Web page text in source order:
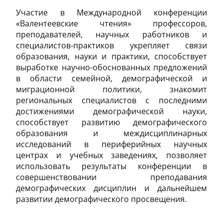
Участие в Международной конференции
«Валентеевские чтения» профессоров,
преподавателей, научных работников и
специалистов-практиков укрепляет связи
образования, науки и практики, способствует
выработке научно-обоснованных предложений
в области семейной, демографической и
миграционной политики, знакомит
региональных специалистов с последними
достижениями демографической науки,
способствует развитию демографического
образования и междисциплинарных
исследований в периферийных научных
центрах и учебных заведениях, позволяет
использовать результаты конференции в
совершенствовании преподавания
демографических дисциплин и дальнейшем
развитии демографического просвещения.